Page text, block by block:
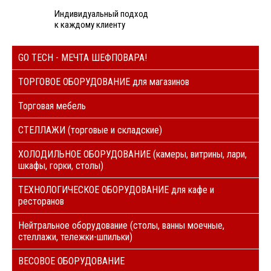
Индивидуальный подход
к каждому клиенту
GO TECH - МЕЧТА ШЕФПОВАРА!
ТОРГОВОЕ ОБОРУДОВАНИЕ для магазинов
Торговая мебель
СТЕЛЛАЖИ (торговые и складские)
ХОЛОДИЛЬНОЕ ОБОРУДОВАНИЕ (камеры, витрины, лари,
шкафы, горки, столы)
ТЕХНОЛОГИЧЕСКОЕ ОБОРУДОВАНИЕ для кафе и
ресторанов
Нейтральное оборудование (столы, ванны моечные,
стеллажи, тележки-шпильки)
ВЕСОВОЕ ОБОРУДОВАНИЕ